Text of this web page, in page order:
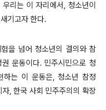
리는 이 자리에서, 청소년이
기고자 한다.
을 넘어 청소년의 결의와 참
운동이다. 민주시민으로 청
하는 이 운동은, 청소년 참정
, 한국 사회 민주주의의 확장